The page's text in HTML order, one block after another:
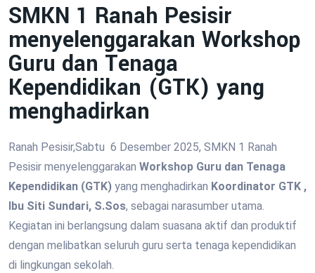
SMKN 1 Ranah Pesisir
menyelenggarakan Workshop
Guru dan Tenaga
Kependidikan (GTK) yang
menghadirkan
Ranah Pesisir,Sabtu 6 Desember 2025, SMKN 1 Ranah
Pesisir menyelenggarakan Workshop Guru dan Tenaga
Kependidikan (GTK) yang menghadirkan Koordinator GTK ,
Ibu Siti Sundari, S.Sos, sebagai narasumber utama.
Kegiatan ini berlangsung dalam suasana aktif dan produktif
dengan melibatkan seluruh guru serta tenaga kependidikan
di lingkungan sekolah.